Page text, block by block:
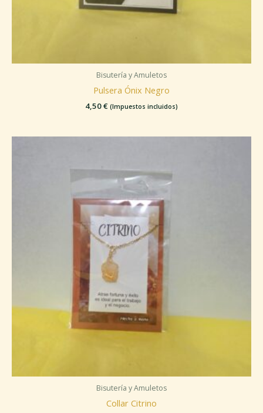
Bisutería y Amuletos
Pulsera Ónix Negro
4,50€ (Impuestos incluidos)
Bisutería y Amuletos
Collar Citrino